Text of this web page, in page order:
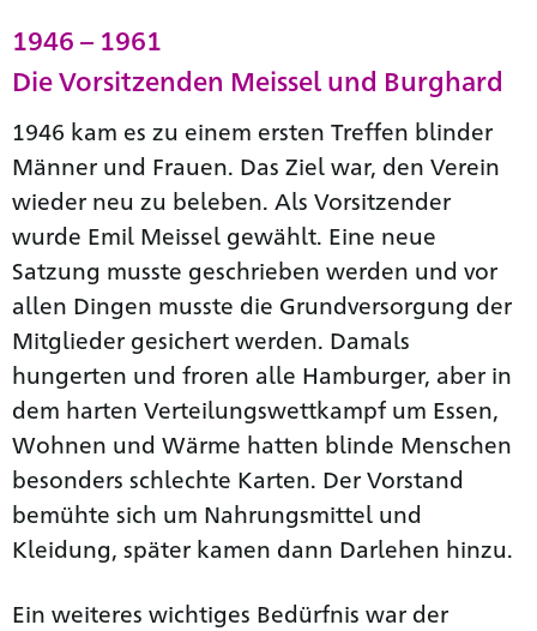
1946 – 1961
Die Vorsitzenden Meissel und Burghard
1946 kam es zu einem ersten Treffen blinder
Männer und Frauen. Das Ziel war, den Verein
wieder neu zu beleben. Als Vorsitzender
wurde Emil Meissel gewählt. Eine neue
Satzung musste geschrieben werden und vor
allen Dingen musste die Grundversorgung der
Mitglieder gesichert werden. Damals
hungerten und froren alle Hamburger, aber in
dem harten Verteilungswettkampf um Essen,
Wohnen und Wärme hatten blinde Menschen
besonders schlechte Karten. Der Vorstand
bemühte sich um Nahrungsmittel und
Kleidung, später kamen dann Darlehen hinzu.
Ein weiteres wichtiges Bedürfnis war der